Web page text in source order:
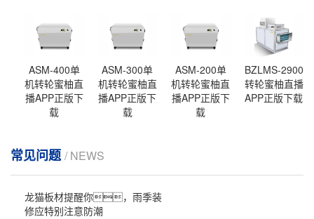
ASM-400单
机转轮蜜柚直
播APP正版下
载
ASM-300单
机转轮蜜柚直
播APP正版下
载
ASM-200单
机转轮蜜柚直
播APP正版下
载
BZLMS-2900
转轮蜜柚直播
APP正版下载
常见问题/ NEWS
龙猫板材提醒你，雨季装
修应特别注意防潮